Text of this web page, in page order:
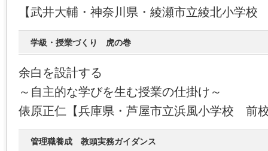
【武井大輔・神奈川県・綾瀬市立綾北小学
学級・授業づくり 虎の巻
余白を設計する
～自主的な学びを生む授業の仕掛け～
俵原正仁【兵庫県・芦屋市立浜風小学校 前
管理職養成 教頭実務ガイダンス